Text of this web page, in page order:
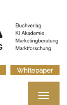
Whitepaper
Toggle